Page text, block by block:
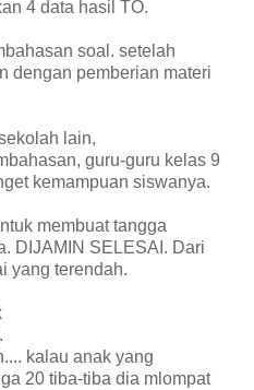
4 data hasil TO.
soal. setelah
dengan pemberian materi
lain,
guru-guru kelas 9
kemampuan siswanya.
membuat tangga
DIJAMIN SELESAI. Dari
yang terendah.
kalau anak yang
20 tiba-tiba dia mlompat